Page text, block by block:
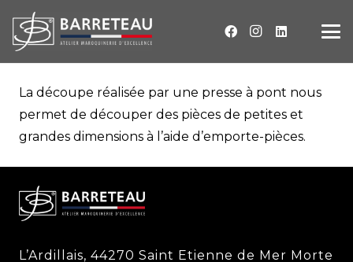
La découpe réalisée par une presse à pont nous
permet de découper des pièces de petites et
grandes dimensions à l’aide d’emporte-pièces.
L’Ardillais, 44270 Saint Etienne de Mer Morte